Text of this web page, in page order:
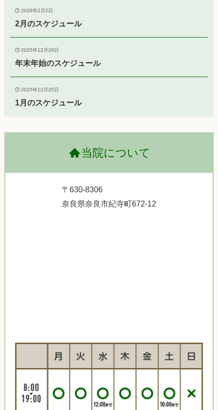
2026年2月2日
2月のスケジュール
2025年12月28日
年末年始のスケジュール
2025年12月25日
1月のスケジュール
当院について
〒630-8306
奈良県奈良市紀寺町672-12